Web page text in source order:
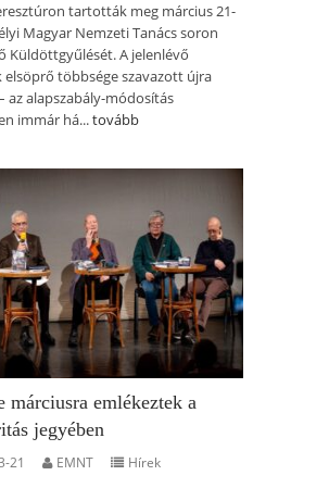
tartották meg március 21-
Magyar Nemzeti Tanács soron
Küldöttgyűlését. A jelenlévő
többsége szavazott újra
az alapszabály-módosítás
immár há...tovább
márciusra emlékeztek a
jegyében
21 EMNT Hírek